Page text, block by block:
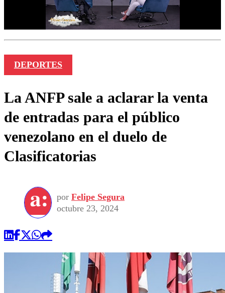
DEPORTES
La ANFP sale a aclarar la venta
de entradas para el público
venezolano en el duelo de
Clasificatorias
por Felipe Segura
octubre 23, 2024